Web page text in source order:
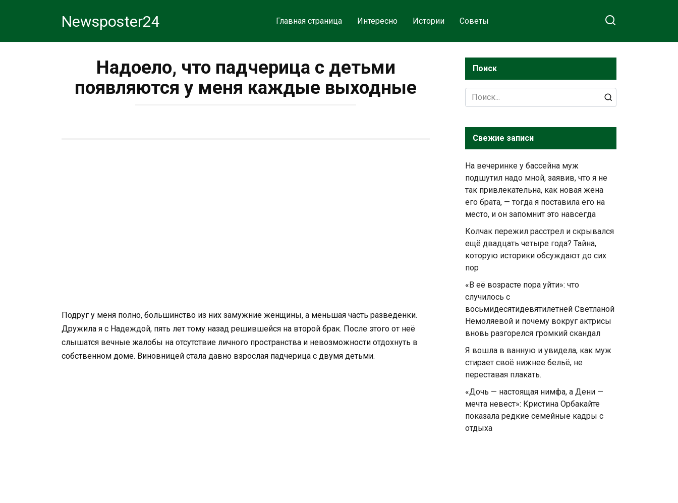
Newsposter24 Главная страница Интересно Истории Советы
Надоело, что падчерица с детьми
появляются у меня каждые выходные
Подруг у меня полно, большинство из них замужние женщины, а меньшая часть разведенки.
Дружила я с Надеждой, пять лет тому назад решившейся на второй брак. После этого от неё
слышатся вечные жалобы на отсутствие личного пространства и невозможности отдохнуть в
собственном доме. Виновницей стала давно взрослая падчерица с двумя детьми.
Поиск
Search
for:
Свежие записи
На вечеринке у бассейна муж
подшутил надо мной, заявив, что я не
так привлекательна, как новая жена
его брата, — тогда я поставила его на
место, и он запомнит это навсегда
Колчак пережил расстрел и скрывался
ещё двадцать четыре года? Тайна,
которую историки обсуждают до сих
пор
«В её возрасте пора уйти»: что
случилось с
восьмидесятидевятилетней Светланой
Немоляевой и почему вокруг актрисы
вновь разгорелся громкий скандал
Я вошла в ванную и увидела, как муж
стирает своё нижнее бельё, не
переставая плакать.
«Дочь — настоящая нимфа, а Дени —
мечта невест»: Кристина Орбакайте
показала редкие семейные кадры с
отдыха